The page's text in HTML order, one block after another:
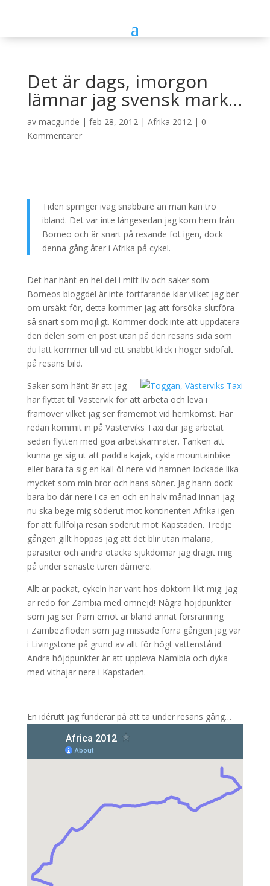
Det är dags, imorgon
lämnar jag svensk mark…
av macgunde | feb 28, 2012| Afrika 2012| 0
Kommentarer
Tiden springer iväg snabbare än man kan tro
ibland. Det var inte längesedan jag kom hem från
Borneo och är snart på resande fot igen, dock
denna gång åter i Afrika på cykel.
Det har hänt en hel del i mitt liv och saker som
Borneos bloggdel är inte fortfarande klar vilket jag ber
om ursäkt för, detta kommer jag att försöka slutföra
så snart som möjligt. Kommer dock inte att uppdatera
den delen som en post utan på den resans sida som
du lätt kommer till vid ett snabbt klick i höger sidofält
på resans bild.
Saker som hänt är att jag
har flyttat till Västervik för att arbeta och leva i
framöver vilket jag ser framemot vid hemkomst. Har
redan kommit in på Västerviks Taxi där jag arbetat
sedan flytten med goa arbetskamrater. Tanken att
kunna ge sig ut att paddla kajak, cykla mountainbike
eller bara ta sig en kall öl nere vid hamnen lockade lika
mycket som min bror och hans söner. Jag hann dock
bara bo där nere i ca en och en halv månad innan jag
nu ska bege mig söderut mot kontinenten Afrika igen
för att fullfölja resan söderut mot Kapstaden. Tredje
gången gillt hoppas jag att det blir utan malaria,
parasiter och andra otäcka sjukdomar jag dragit mig
på under senaste turen därnere.
Allt är packat, cykeln har varit hos doktorn likt mig. Jag
är redo för Zambia med omnejd! Några höjdpunkter
som jag ser fram emot är bland annat forsränning
i Zambezifloden som jag missade förra gången jag var
i Livingstone på grund av allt för högt vattenstånd.
Andra höjdpunkter är att uppleva Namibia och dyka
med vithajar nere i Kapstaden.
En idérutt jag funderar på att ta under resans gång…